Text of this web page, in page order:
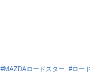
#MAZDAロードスター #ロード